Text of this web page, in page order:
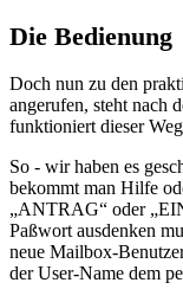
Die Bedienung
Doch nun zu den
angerufen, steht nach
funktioniert dieser
So - wir haben es
bekommt man Hilfe
„ANTRAG“ oder
Paßwort ausdenken
neue Mailbox-
der User-Name dem